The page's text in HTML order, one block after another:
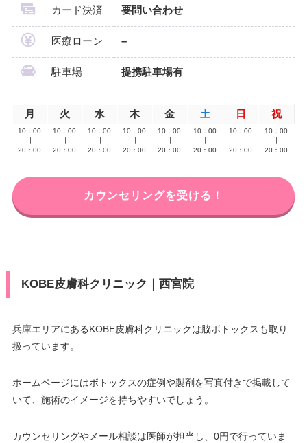
カード決済 要問い合わせ
医療ローン –
駐車場 提携駐車場有
月 火 水 木 金 土 日 祝
10：00
20：00
10：00
20：00
10：00
20：00
10：00
20：00
10：00
20：00
10：00
20：00
10：00
20：00
10：00
20：00
カウンセリングを受ける！
KOBE皮膚科クリニック｜西宮院
兵庫エリアにあるKOBE皮膚科クリニックは脇ボトックスも取り
扱っています。
ホームページにはボトックスの症例や製剤を写真付きで掲載して
いて、施術のイメージを持ちやすいでしょう。
カウンセリングやメール相談は医師が担当し、0円で行っていま